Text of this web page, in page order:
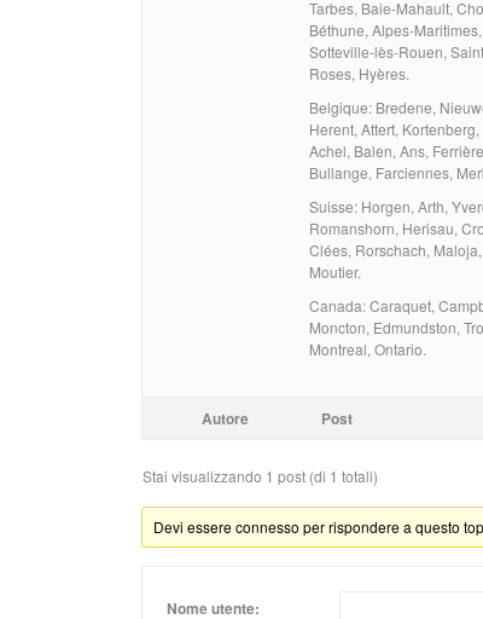
Tarbes, Baie-Mahault,
Béthune, Alpes-
Sotteville-lès-Rouen,
Roses, Hyères.
Belgique: Bredene,
Herent, Attert,
Achel, Balen, Ans,
Bullange, Farciennes,
Suisse: Horgen, Arth,
Romanshorn, Herisau,
Clées, Rorschach,
Moutier.
Canada: Caraquet,
Moncton, Edmundston,
Montreal, Ontario.
Autore Post
Stai visualizzando 1 post (di 1 totali)
Devi essere connesso per rispondere a questo
Nome utente: